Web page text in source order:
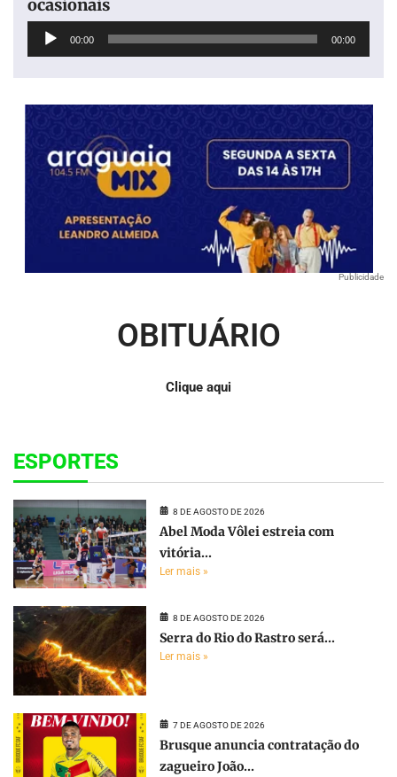
ocasionais
Tocador
00:00 00:00
Publicidade
OBITUÁRIO
Clique aqui
ESPORTES
8 DE AGOSTO DE 2026
Abel Moda Vôlei estreia com
vitória...
Ler mais »
8 DE AGOSTO DE 2026
Serra do Rio do Rastro será...
Ler mais »
7 DE AGOSTO DE 2026
Brusque anuncia contratação do
zagueiro João...